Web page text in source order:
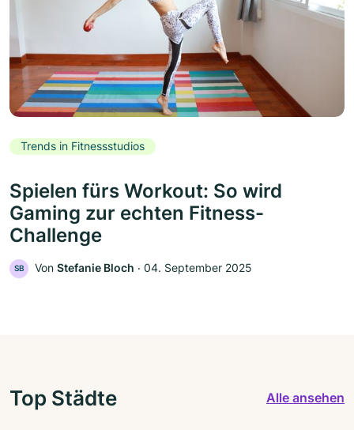
Trends in Fitnessstudios
Spielen fürs Workout: So wird
Gaming zur echten Fitness-
Challenge
SB Von Stefanie Bloch ‧ 04. September 2025
Top Städte Alle ansehen